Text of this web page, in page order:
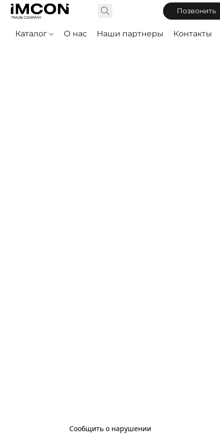
Позвонить
Каталог О нас Наши партнеры Контакты
Сообщить о нарушении